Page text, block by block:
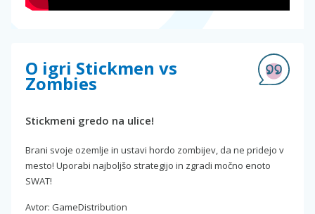
O igri Stickmen vs
Zombies
Stickmeni gredo na ulice!
Brani svoje ozemlje in ustavi hordo zombijev, da ne pridejo v
mesto! Uporabi najboljšo strategijo in zgradi močno enoto
SWAT!
Avtor: GameDistribution